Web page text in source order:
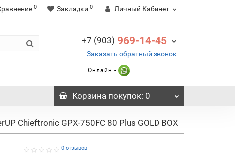
0 Закладки 0 Личный Кабинет
+7 (903) 969-14-45
Заказать обратный звонок
Онлайн -
Корзинапокупок: 0
Chieftronic GPX-750FC 80 Plus GOLD BOX
0 отзывов